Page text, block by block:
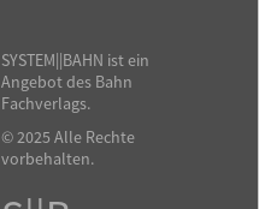
SYSTEM||BAHN ist ein
Angebot des Bahn
Fachverlags.
© 2025 Alle Rechte
vorbehalten.